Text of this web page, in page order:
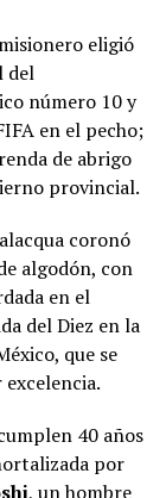
eligió
del
número 10 y
en el pecho;
de abrigo
provincial.
coronó
algodón, con
en el
del Diez en la
que se
40 años
por
, un hombre